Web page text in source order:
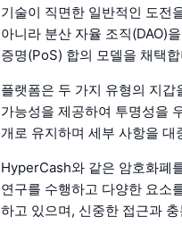
기술이 직면한 일반적인 도전
아니라 분산 자율 조직(DAO)
증명(PoS) 합의 모델을 채택
플랫폼은 두 가지 유형의 지
가능성을 제공하여 투명성을
개로 유지하며 세부 사항을
HyperCash와 같은 암호화폐
연구를 수행하고 다양한 요소
하고 있으며, 신중한 접근과